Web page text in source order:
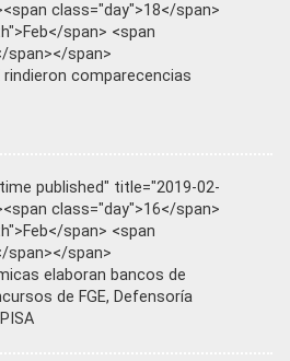
class="day">18</span>
span> <span
span></span>
comparecencias
published" title="2019-02-
class="day">16</span>
span> <span
span></span>
elaboran bancos de
de FGE, Defensoría